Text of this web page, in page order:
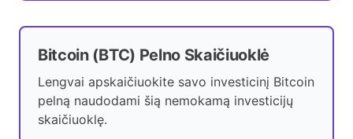
Bitcoin (BTC) Pelno Skaičiuoklė
Lengvai apskaičiuokite savo investicinį Bitcoin
pelną naudodami šią nemokamą investicijų
skaičiuoklę.